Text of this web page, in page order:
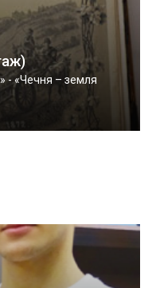
- «Чечня – земля